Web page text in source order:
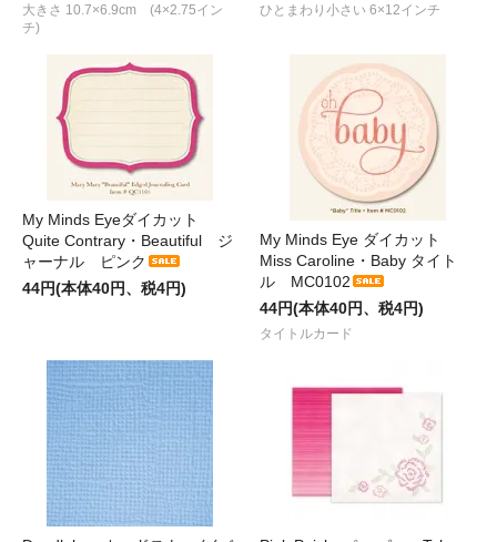
大きさ 10.7×6.9cm (4×2.75イン
チ)
ひとまわり小さい 6×12インチ
My Minds Eyeダイカット
Quite Contrary・Beautiful ジ
ャーナル ピンク
44円(本体40円、税4円)
My Minds Eye ダイカット
Miss Caroline・Baby タイト
ル MC0102
44円(本体40円、税4円)
タイトルカード